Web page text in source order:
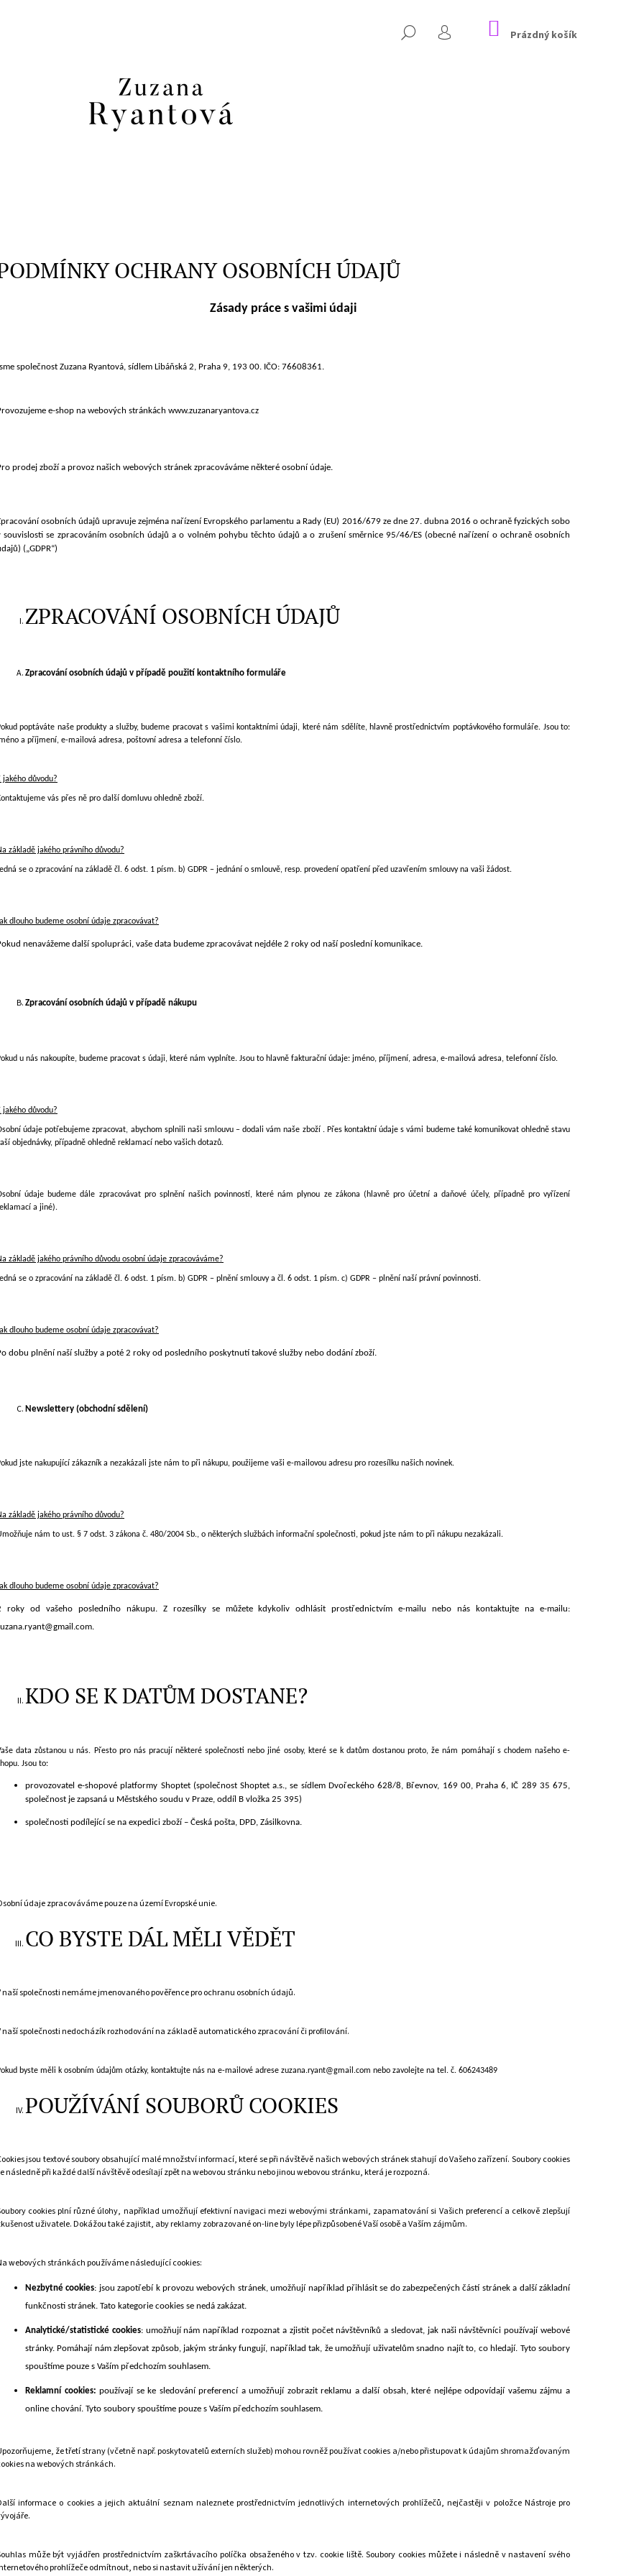
HLEDAT
PŘIHLÁŠENÍ
NÁKUPNÍ
KOŠÍK
Prázdný košík
OCHRANY OSOBNÍCH ÚDAJŮ
Zásady práce s vašimi údaji
společnost Zuzana Ryantová, sídlem Libáňská 2, Praha 9, 193 00. IČO: 76608361.
e-shop na webových stránkách www.zuzanaryantova.cz
prodej zboží a provoz našich webových stránek zpracováváme některé osobní údaje.
osobních údajů upravuje zejména nařízení Evropského parlamentu a Rady (EU) 2016/679 ze dne 27. dubna 2016 o ochraně fyzických sobo
souvislosti se zpracováním osobních údajů a o volném pohybu těchto údajů a o zrušení směrnice 95/46/ES (obecné nařízení o ochraně osobních
(„GDPR“)
ZPRACOVÁNÍ OSOBNÍCH ÚDAJŮ
Zpracování osobních údajů v případě použití kontaktního formuláře
poptáváte naše produkty a služby, budeme pracovat s vašimi kontaktními údaji, které nám sdělíte, hlavně prostřednictvím poptávkového formuláře. Jsou to:
a příjmení, e-mailová adresa, poštovní adresa a telefonní číslo.
jakého důvodu?
vás přes ně pro další domluvu ohledně zboží.
základě jakého právního důvodu?
se o zpracování na základě čl. 6 odst. 1 písm. b) GDPR – jednání o smlouvě, resp. provedení opatření před uzavřením smlouvy na vaši žádost.
dlouho budeme osobní údaje zpracovávat?
nenavážeme další spolupráci, vaše data budeme zpracovávat nejdéle 2 roky od naší poslední komunikace.
Zpracování osobních údajů v případě nákupu
u nás nakoupíte, budeme pracovat s údaji, které nám vyplníte. Jsou to hlavně fakturační údaje: jméno, příjmení, adresa, e-mailová adresa, telefonní číslo.
jakého důvodu?
údaje potřebujeme zpracovat, abychom splnili naši smlouvu – dodali vám naše zboží . Přes kontaktní údaje s vámi budeme také komunikovat ohledně stavu
objednávky, případně ohledně reklamací nebo vašich dotazů.
údaje budeme dále zpracovávat pro splnění našich povinností, které nám plynou ze zákona (hlavně pro účetní a daňové účely, případně pro vyřízení
a jiné).
základě jakého právního důvodu osobní údaje zpracováváme?
se o zpracování na základě čl. 6 odst. 1 písm. b) GDPR – plnění smlouvy a čl. 6 odst. 1 písm. c) GDPR – plnění naší právní povinnosti.
dlouho budeme osobní údaje zpracovávat?
dobu plnění naší služby a poté 2 roky od posledního poskytnutí takové služby nebo dodání zboží.
Newslettery (obchodní sdělení)
jste nakupující zákazník a nezakázali jste nám to při nákupu, použijeme vaši e-mailovou adresu pro rozesílku našich novinek.
základě jakého právního důvodu?
nám to ust. § 7 odst. 3 zákona č. 480/2004 Sb., o některých službách informační společnosti, pokud jste nám to při nákupu nezakázali.
dlouho budeme osobní údaje zpracovávat?
rokyod vašeho posledního nákupu. Z rozesílky se můžete kdykoliv odhlásit prostřednictvím e-mailu nebo nás kontaktujte na e-mailu:
KDO SE K DATŮM DOSTANE?
data zůstanou u nás. Přesto pro nás pracují některé společnosti nebo jiné osoby, které se k datům dostanou proto, že nám pomáhají s chodem našeho e-
Jsou to:
provozovatel e-shopové platformy Shoptet (společnost Shoptet a.s., se sídlem Dvořeckého 628/8, Břevnov, 169 00, Praha 6, IČ 289 35 675,
společnost je zapsaná u Městského soudu v Praze, oddíl B vložka 25 395)
společnosti podílející se na expedici zboží – Česká pošta, DPD, Zásilkovna.
údaje zpracováváme pouze na území Evropské unie.
CO BYSTE DÁL MĚLI VĚDĚT
naší společnostinemámejmenovaného pověřence pro ochranu osobních údajů.
naší společnostinedocházík rozhodování na základě automatického zpracování či profilování.
byste měli k osobním údajům otázky, kontaktujte nás na e-mailové adrese zuzana.ryant@gmail.com nebo zavolejte na tel. č. 606243489
POUŽÍVÁNÍ SOUBORŮ COOKIES
jsou textové soubory obsahující malé množství informací, které se při návštěvě našich webových stránek stahují do Vašeho zařízení. Soubory cookies
následně při každé další návštěvě odesílají zpět na webovou stránku nebo jinou webovou stránku, která je rozpozná.
cookies plní různé úlohy, například umožňují efektivní navigaci mezi webovými stránkami, zapamatování si Vašich preferencí a celkově zlepšují
uživatele. Dokážou také zajistit, aby reklamy zobrazované on-line byly lépe přizpůsobené Vaší osobě a Vaším zájmům.
webových stránkách používáme následující cookies:
Nezbytné cookies: jsou zapotřebí k provozu webových stránek, umožňují například přihlásit se do zabezpečených částí stránek a další základní
funkčnosti stránek. Tato kategorie cookies se nedá zakázat.
Analytické/statistické cookies: umožňují nám například rozpoznat a zjistit počet návštěvníků a sledovat, jak naši návštěvníci používají webové
stránky. Pomáhají nám zlepšovat způsob, jakým stránky fungují, například tak, že umožňují uživatelům snadno najít to, co hledají. Tyto soubory
spouštíme pouze s Vaším předchozím souhlasem.
Reklamní cookies: používají se ke sledování preferencí a umožňují zobrazit reklamu a další obsah, které nejlépe odpovídají vašemu zájmu a
online chování. Tyto soubory spouštíme pouze s Vaším předchozím souhlasem.
že třetí strany (včetně např. poskytovatelů externích služeb) mohou rovněž používat cookies a/nebo přistupovat k údajům shromažďovaným
na webových stránkách.
informace o cookies a jejich aktuální seznam naleznete prostřednictvím jednotlivých internetových prohlížečů, nejčastěji v položce Nástroje pro
může být vyjádřen prostřednictvím zaškrtávacího políčka obsaženého v tzv. cookie liště. Soubory cookies můžete i následně v nastavení svého
prohlížeče odmítnout, nebo si nastavit užívání jen některých.
CO POTŘEBUJETE NAJÍT?
ŠATY S DLOUHÝM RUKÁVEM VÍNOVÉ